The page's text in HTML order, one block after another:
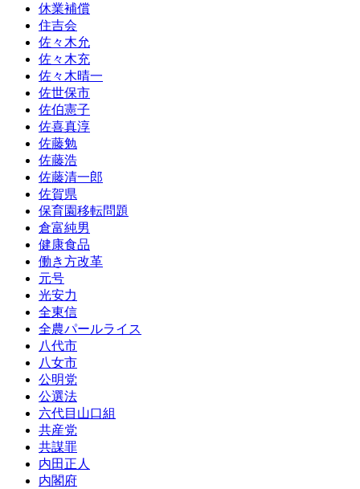
休業補償
住吉会
佐々木允
佐々木充
佐々木晴一
佐世保市
佐伯憲子
佐喜真淳
佐藤勉
佐藤浩
佐藤清一郎
佐賀県
保育園移転問題
倉富純男
健康食品
働き方改革
元号
光安力
全東信
全農パールライス
八代市
八女市
公明党
公選法
六代目山口組
共産党
共謀罪
内田正人
内閣府